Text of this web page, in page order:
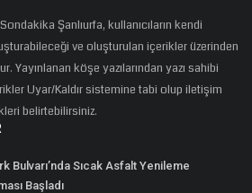
Şanlıurfa, kullanıcıların kendi
ve oluşturulan içerikler üzerinden
Yayınlanan köşe yazılarından yazı sahibi
Uyar/Kaldır sistemine tabi olup iletişim
belirtebilirsiniz.
Bulvarı’nda Sıcak Asfalt Yenileme
Başladı